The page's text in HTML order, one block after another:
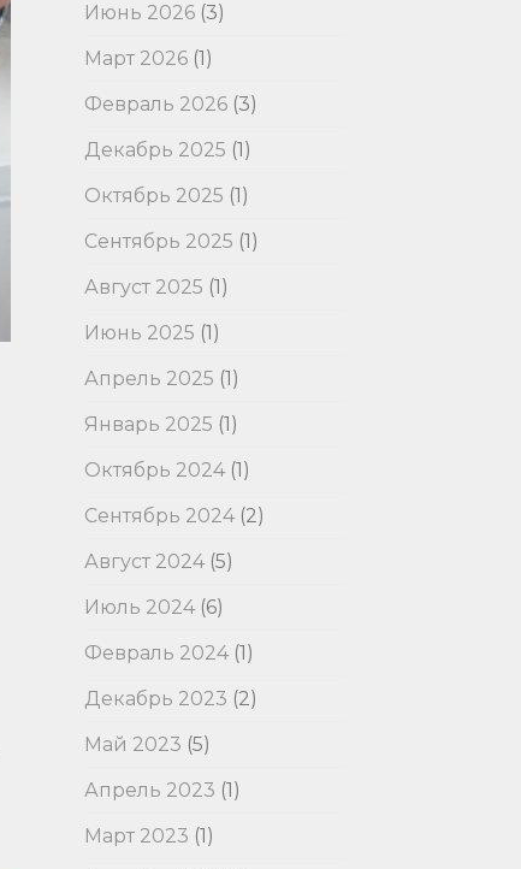
Июнь 2026(3)
Март 2026(1)
Февраль 2026(3)
Декабрь 2025 (1)
Октябрь 2025 (1)
Сентябрь 2025 (1)
Август 2025 (1)
Июнь 2025 (1)
Апрель 2025 (1)
Январь 2025 (1)
Октябрь 2024(1)
Сентябрь 2024(2)
Август 2024(5)
Июль 2024(6)
Февраль 2024(1)
Декабрь 2023 (2)
Май 2023 (5)
Апрель 2023 (1)
Март 2023 (1)